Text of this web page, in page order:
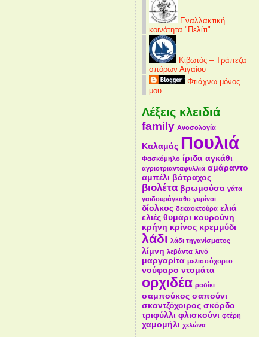
Εναλλακτική
κοινότητα "Πελίτι"
Κιβωτός – Τράπεζα
σπόρων Αιγαίου
Φτιάχνω μόνος
μου
Λέξεις κλειδιά
family Ανοσολογία
Καλαμάς Πουλιά
Φασκόμηλο ίριδα αγκάθι
αγριοτριανταφυλλιά αμάραντο
αμπέλι βάτραχος
βιολέτα βρωμούσα γάτα
γαιδουράγκαθο γυρίνοι
δίολκος δεκαοκτούρα ελιά
ελιές θυμάρι κουρούνη
κρήνη κρίνος κρεμμύδι
λάδι λάδι τηγανίσματος
λίμνη λεβάντα λινό
μαργαρίτα μελισσόχορτο
νούφαρο ντομάτα
ορχιδέα ραδίκι
σαμπούκος σαπούνι
σκαντζόχοιρος σκόρδο
τριφύλλι φλισκούνι φτέρη
χαμομήλι χελώνα